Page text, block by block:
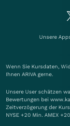
Unsere
Wenn Sie Kursdaten,
Ihnen ARIVA gerne.
Unsere User schätzen
Bewertungen bei
Zeitverzögerung der
NYSE +20 Min. AMEX